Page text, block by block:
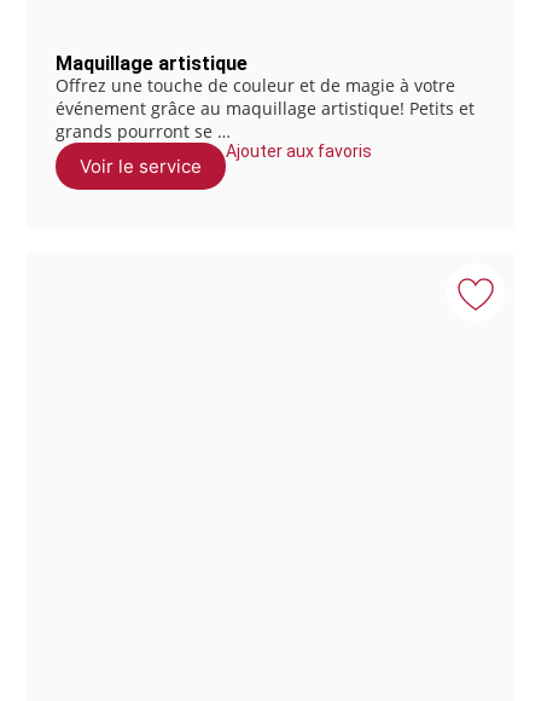
Maquillage artistique
Offrez une touche de couleur et de magie à votre
événement grâce au maquillage artistique! Petits et
grands pourront se …
Voir le service
Ajouter aux favoris